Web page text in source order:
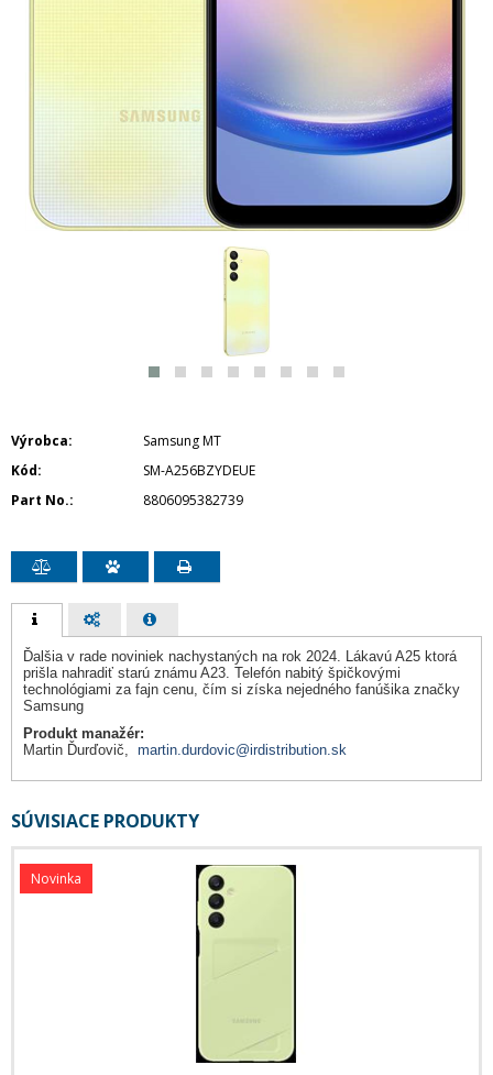
Výrobca
Samsung MT
Kód
SM-A256BZYDEUE
Part No.
8806095382739
Ďalšia v rade noviniek nachystaných na rok 2024. Lákavú A25 ktorá
prišla nahradiť starú známu A23. Telefón nabitý špičkovými
technológiami za fajn cenu, čím si získa nejedného fanúšika značky
Samsung
Produkt manažér:
Martin Ďurďovič, martin.durdovic@irdistribution.sk
SÚVISIACE PRODUKTY
Novinka